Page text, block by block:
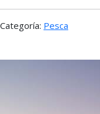
Categoría: Pesca